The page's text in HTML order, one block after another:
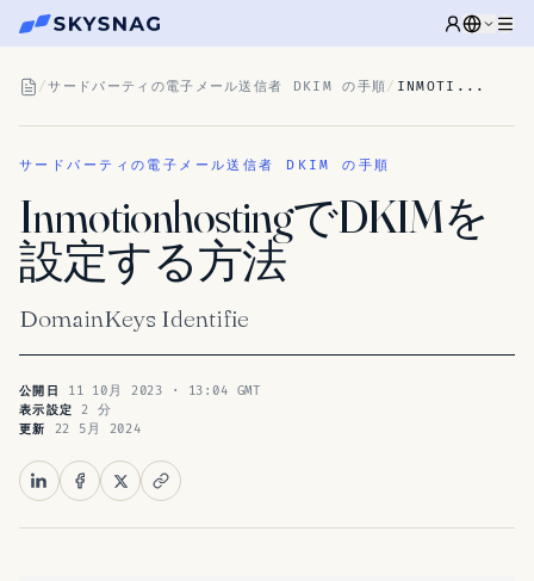
/サードパーティの電子メール送信者 DKIM の手順/ INMOTI...
サードパーティの電子メール送信者 DKIM の手順
InmotionhostingでDKIMを
設定する方法
DomainKeys Identifie
公開日 11 10月 2023 · 13:04 GMT
表示設定 2 分
更新 22 5月 2024